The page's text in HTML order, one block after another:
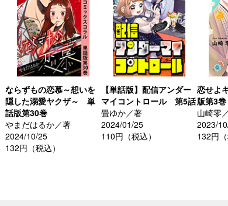
ならずもの恋慕～想いを
隠した溺愛ヤクザ～ 単
話版第30巻
やまだはるか／著
2024/10/25
132円（税込）
【単話版】配信アンダー
マイコントロール 第5話
畳ゆか／著
2024/01/25
110円（税込）
恋せよ
版第3巻
山崎零
2023/
132円（